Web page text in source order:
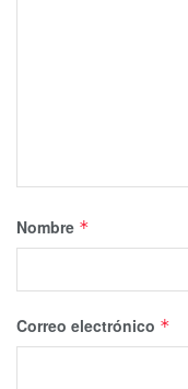
Nombre *
Correo electrónico *